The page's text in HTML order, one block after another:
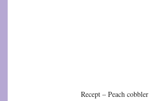
Recept – Peach cobbler